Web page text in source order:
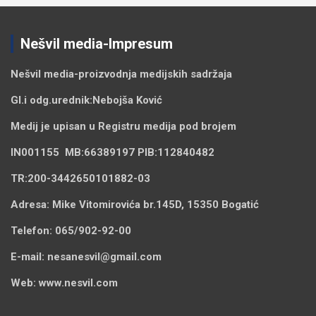
Nešvil media-Impresum
Nešvil media-proizvodnja medijskih sadržaja
Gl.i odg.urednik:Nebojša Ković
Medij je upisan u Registru medija pod brojem
IN001155 MB:66389197 PIB:112840482
TR:200-3442650101882-03
Adresa: Mike Vitomirovića br.145D, 15350 Bogatić
Telefon: 065/902-92-00
E-mail: nesanesvil@gmail.com
Web: www.nesvil.com